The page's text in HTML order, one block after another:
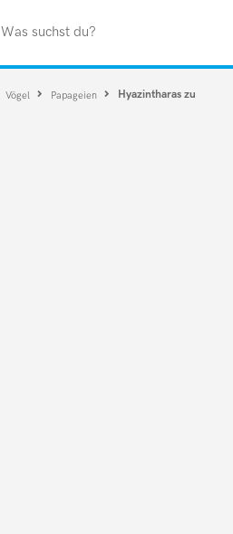
Was suchst du?
Vögel Papageien
Hyazintharas zu